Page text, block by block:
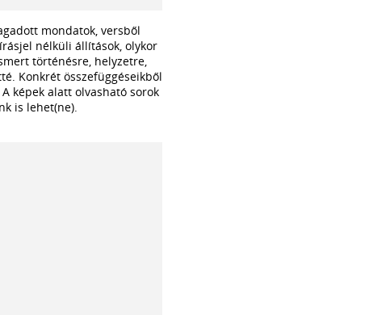
mondatok, versből
nélküli állítások, olykor
történésre, helyzetre,
Konkrét összefüggéseikből
képek alatt olvasható sorok
is lehet(ne).